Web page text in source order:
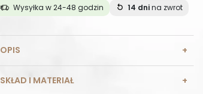
Wysyłka w 24-48 godzin 14 dnina zwrot
OPIS
SKŁAD I MATERIAŁ